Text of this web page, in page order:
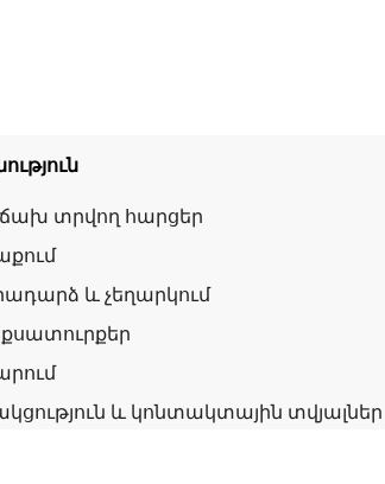
տրվող հարցեր
և չեղարկում
և կոնտակտային տվյալներ